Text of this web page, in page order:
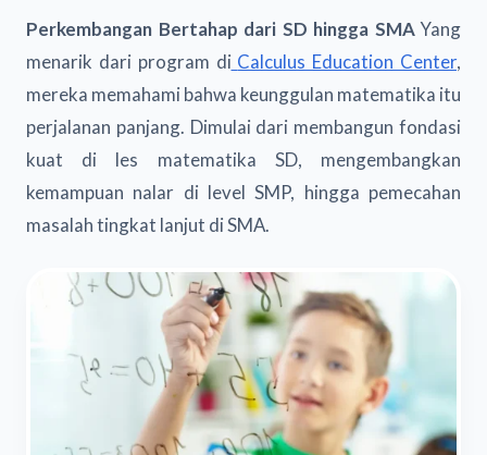
Perkembangan Bertahap dari SD hingga SMAYang
menarik dari program di Calculus Education Center,
mereka memahami bahwa keunggulan matematika itu
perjalanan panjang. Dimulai dari membangun fondasi
kuat di les matematika SD, mengembangkan
kemampuan nalar di level SMP, hingga pemecahan
masalah tingkat lanjut di SMA.